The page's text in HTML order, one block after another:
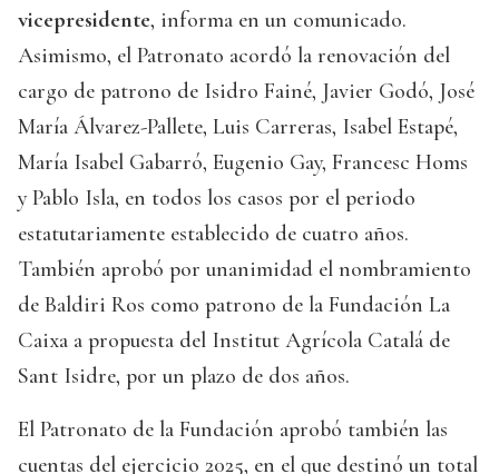
vicepresidente, informa en un comunicado.
Asimismo, el Patronato acordó la renovación del
cargo de patrono de Isidro Fainé, Javier Godó, José
María Álvarez-Pallete, Luis Carreras, Isabel Estapé,
María Isabel Gabarró, Eugenio Gay, Francesc Homs
y Pablo Isla, en todos los casos por el periodo
estatutariamente establecido de cuatro años.
También aprobó por unanimidad el nombramiento
de Baldiri Ros como patrono de la Fundación La
Caixa a propuesta del Institut Agrícola Catalá de
Sant Isidre, por un plazo de dos años.
El Patronato de la Fundación aprobó también las
cuentas del ejercicio 2025, en el que destinó un total